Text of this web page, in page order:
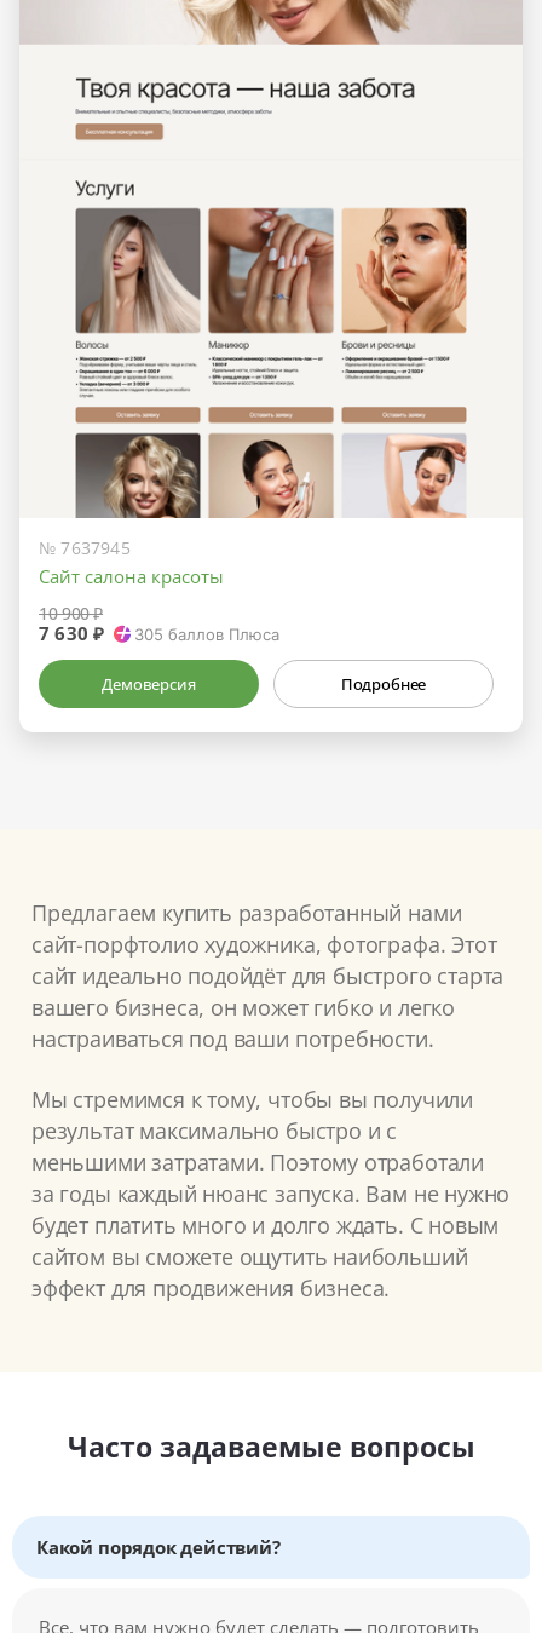
№ 7637945
Сайт салона красоты
10 900 ₽
7 630 ₽ 305 баллов Плюса
Демоверсия Подробнее
Предлагаем купить разработанный нами
сайт-порфтолио художника, фотографа. Этот
сайт идеально подойдёт для быстрого старта
вашего бизнеса, он может гибко и легко
настраиваться под ваши потребности.
Мы стремимся к тому, чтобы вы получили
результат максимально быстро и с
меньшими затратами. Поэтому отработали
за годы каждый нюанс запуска. Вам не нужно
будет платить много и долго ждать. С новым
сайтом вы сможете ощутить наибольший
эффект для продвижения бизнеса.
Часто задаваемые вопросы
Какой порядок действий?
Все, что вам нужно будет сделать — подготовить